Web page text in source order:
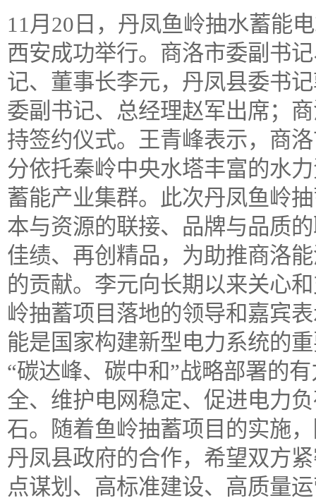
11月20日，丹凤鱼岭抽水蓄能
西安成功举行。商洛市委副书
记、董事长李元，丹凤县委书
委副书记、总经理赵军出席；
持签约仪式。王青峰表示，商
分依托秦岭中央水塔丰富的水
蓄能产业集群。此次丹凤鱼岭
本与资源的联接、品牌与品质
佳绩、再创精品，为助推商洛
的贡献。李元向长期以来关心
岭抽蓄项目落地的领导和嘉宾
能是国家构建新型电力系统的
“碳达峰、碳中和”战略部署的
全、维护电网稳定、促进电力
石。随着鱼岭抽蓄项目的实施
丹凤县政府的合作，希望双方
点谋划、高标准建设、高质量